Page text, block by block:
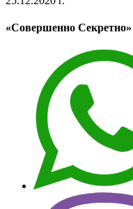
«Совершенно